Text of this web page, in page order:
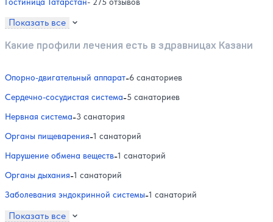
Показать все
Какие профили лечения есть в здравницах Казани
Опорно-двигательный аппарат-6 санаториев
Сердечно-сосудистая система-5 санаториев
Нервная система-3 санатория
Органы пищеварения-1 санаторий
Нарушение обмена веществ-1 санаторий
Органы дыхания-1 санаторий
Заболевания эндокринной системы-1 санаторий
Показать все